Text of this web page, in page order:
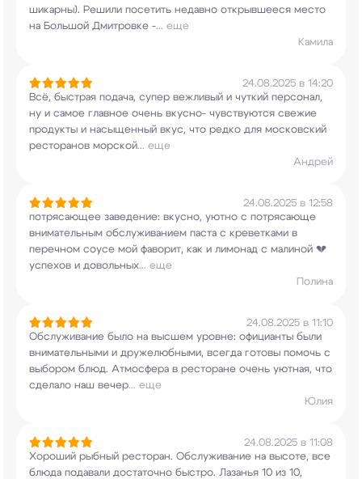
шикарны). Решили посетить недавно открывшееся место
на Большой Дмитровке -... еще
Камила
24.08.2025 в 14:20
Всё, быстрая подача, супер вежливый и чуткий персонал,
ну и самое главное очень вкусно- чувствуются свежие
продукты и насыщенный вкус, что редко для московский
ресторанов морской... еще
Андрей
24.08.2025 в 12:58
потрясающее заведение: вкусно, уютно с потрясающе
внимательным обслуживанием паста с креветками в
перечном соусе мой фаворит, как и лимонад с малиной 💔
успехов и довольных... еще
Полина
24.08.2025 в 11:10
Обслуживание было на высшем уровне: официанты были
внимательными и дружелюбными, всегда готовы помочь с
выбором блюд. Атмосфера в ресторане очень уютная, что
сделало наш вечер... еще
Юлия
24.08.2025 в 11:08
Хороший рыбный ресторан. Обслуживание на высоте, все
блюда подавали достаточно быстро. Лазанья 10 из 10,